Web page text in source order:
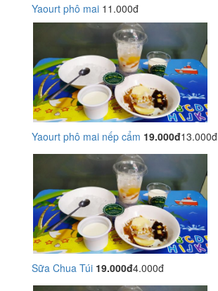
Yaourt phô mai 11.000đ
Yaourt phô mai nếp cẩm 19.000đ13.000đ
Sữa Chua Túi 19.000đ4.000đ